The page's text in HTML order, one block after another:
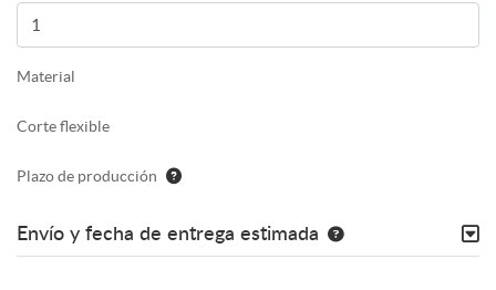
Material
Corte flexible
Plazo de producción
Envío y fecha de entrega estimada